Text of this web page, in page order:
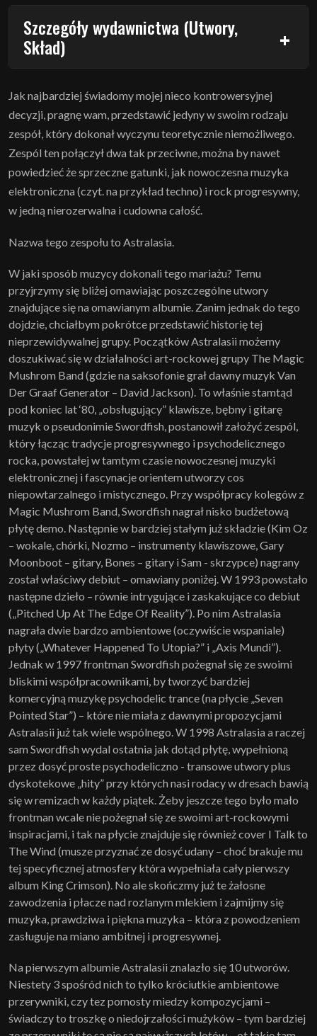
Szczegóły wydawnictwa (Utwory,
Skład)
Jak najbardziej świadomy mojej nieco kontrowersyjnej
decyzji, pragnę wam, przedstawić jedyny w swoim rodzaju
zespół, który dokonał wyczynu teoretycznie niemożliwego.
Zespól ten połączył dwa tak przeciwne, można by nawet
powiedzieć że sprzeczne gatunki, jak nowoczesna muzyka
elektroniczna (czyt. na przykład techno) i rock progresywny,
w jedną nierozerwalna i cudowna całość.
Nazwa tego zespołu to Astralasia.
W jaki sposób muzycy dokonali tego mariażu? Temu
przyjrzymy się bliżej omawiając poszczególne utwory
znajdujące się na omawianym albumie. Zanim jednak do tego
dojdzie, chciałbym pokrótce przedstawić historię tej
nieprzewidywalnej grupy. Początków Astralasii możemy
doszukiwać się w działalności art-rockowej grupy The Magic
Mushrom Band (gdzie na saksofonie grał dawny muzyk Van
Der Graaf Generator – David Jackson). To właśnie stamtąd
pod koniec lat ‘80, „obsługujący” klawisze, bębny i gitarę
muzyk o pseudonimie Swordfish, postanowił założyć zespól,
który łącząc tradycje progresywnego i psychodelicznego
rocka, powstałej w tamtym czasie nowoczesnej muzyki
elektronicznej i fascynacje orientem utworzy cos
niepowtarzalnego i mistycznego. Przy współpracy kolegów z
Magic Mushrom Band, Swordfish nagrał nisko budżetową
płytę demo. Następnie w bardziej stałym już składzie (Kim Oz
– wokale, chórki, Nozmo – instrumenty klawiszowe, Gary
Moonboot – gitary, Bones – gitary i Sam - skrzypce) nagrany
został właściwy debiut – omawiany poniżej. W 1993 powstało
następne dzieło – równie intrygujące i zaskakujące co debiut
(„Pitched Up At The Edge Of Reality”). Po nim Astralasia
nagrała dwie bardzo ambientowe (oczywiście wspaniale)
płyty („Whatever Happened To Utopia?” i „Axis Mundi”).
Jednak w 1997 frontman Swordfish pożegnał się ze swoimi
bliskimi współpracownikami, by tworzyć bardziej
komercyjną muzykę psychodelic trance (na płycie „Seven
Pointed Star”) – które nie miała z dawnymi propozycjami
Astralasii już tak wiele wspólnego. W 1998 Astralasia a raczej
sam Swordfish wydal ostatnia jak dotąd płytę, wypełnioną
przez dosyć proste psychodeliczno - transowe utwory plus
dyskotekowe „hity” przy których nasi rodacy w dresach bawią
się w remizach w każdy piątek. Żeby jeszcze tego było mało
frontman wcale nie pożegnał się ze swoimi art-rockowymi
inspiracjami, i tak na płycie znajduje się również cover I Talk to
The Wind (musze przyznać ze dosyć udany – choć brakuje mu
tej specyficznej atmosfery która wypełniała cały pierwszy
album King Crimson). No ale skończmy już te żałosne
zawodzenia i płacze nad rozlanym mlekiem i zajmijmy się
muzyka, prawdziwa i piękna muzyka – która z powodzeniem
zasługuje na miano ambitnej i progresywnej.
Na pierwszym albumie Astralasii znalazło się 10 utworów.
Niestety 3 spośród nich to tylko króciutkie ambientowe
przerywniki, czy tez pomosty miedzy kompozycjami –
świadczy to troszkę o niedojrzałości mużyków – tym bardziej